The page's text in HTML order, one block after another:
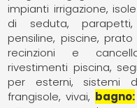
impianti irrigazione
di seduta
parapetti
pensiline piscine prato
recinzioni e
rivestimenti piscina
per esterni
sistemi
frangisole vivai bagno